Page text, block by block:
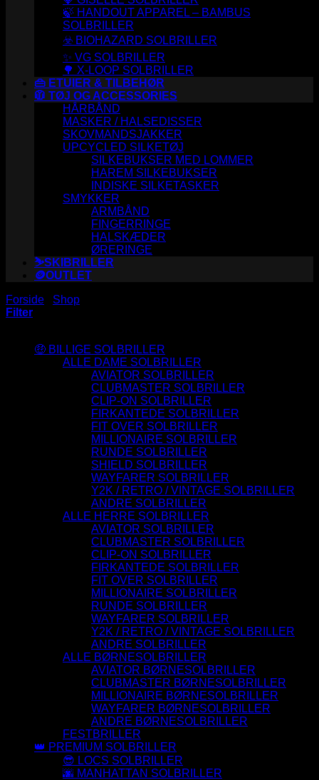
🍃 HANDOUT APPAREL – BAMBUS
SOLBRILLER
☣️ BIOHAZARD SOLBRILLER
✨ VG SOLBRILLER
🌳 X-LOOP SOLBRILLER
👜 ETUIER & TILBEHØR
🧥 TØJ OG ACCESSORIES
HÅRBÅND
MASKER / HALSEDISSER
SKOVMANDSJAKKER
UPCYCLED SILKETØJ
SILKEBUKSER MED LOMMER
HAREM SILKEBUKSER
INDISKE SILKETASKER
SMYKKER
ARMBÅND
FINGERRINGE
HALSKÆDER
ØRERINGE
⛷️SKIBRILLER
🪙OUTLET
Forside
Shop
Filter
🤑 BILLIGE SOLBRILLER
ALLE DAME SOLBRILLER
AVIATOR SOLBRILLER
CLUBMASTER SOLBRILLER
CLIP-ON SOLBRILLER
FIRKANTEDE SOLBRILLER
FIT OVER SOLBRILLER
MILLIONAIRE SOLBRILLER
RUNDE SOLBRILLER
SHIELD SOLBRILLER
WAYFARER SOLBRILLER
Y2K / RETRO / VINTAGE SOLBRILLER
ANDRE SOLBRILLER
ALLE HERRE SOLBRILLER
AVIATOR SOLBRILLER
CLUBMASTER SOLBRILLER
CLIP-ON SOLBRILLER
FIRKANTEDE SOLBRILLER
FIT OVER SOLBRILLER
MILLIONAIRE SOLBRILLER
RUNDE SOLBRILLER
WAYFARER SOLBRILLER
Y2K / RETRO / VINTAGE SOLBRILLER
ANDRE SOLBRILLER
ALLE BØRNESOLBRILLER
AVIATOR BØRNESOLBRILLER
CLUBMASTER BØRNESOLBRILLER
MILLIONAIRE BØRNESOLBRILLER
WAYFARER BØRNESOLBRILLER
ANDRE BØRNESOLBRILLER
FESTBRILLER
👑 PREMIUM SOLBRILLER
😎 LOCS SOLBRILLER
🌆 MANHATTAN SOLBRILLER